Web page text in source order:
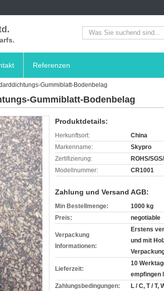
Referenzen
Gummiblatt-Bodenbelag
Gummiblatt-Bodenbelag
Produktdetails:
Herkunftsort:
China
Markenname:
Skypro
Zertifizierung:
ROHS/
Modellnummer:
CR1001
Zahlung und Versand AGB:
Min Bestellmenge:
1000 kg
Preis:
negotiable
Verpackung
Informationen:
Erstens
und mit
Lieferzeit:
10
empfingen
Zahlungsbedingungen:
L / C, T / T,